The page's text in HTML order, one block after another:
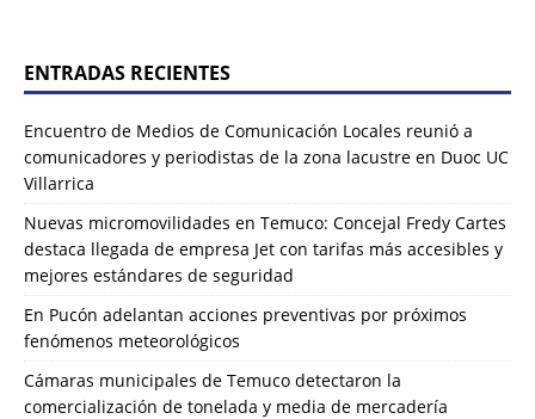
ENTRADAS RECIENTES
Encuentro de Medios de Comunicación Locales reunió a
comunicadores y periodistas de la zona lacustre en Duoc UC
Villarrica
Nuevas micromovilidades en Temuco: Concejal Fredy Cartes
destaca llegada de empresa Jet con tarifas más accesibles y
mejores estándares de seguridad
En Pucón adelantan acciones preventivas por próximos
fenómenos meteorológicos
Cámaras municipales de Temuco detectaron la
comercialización de tonelada y media de mercadería